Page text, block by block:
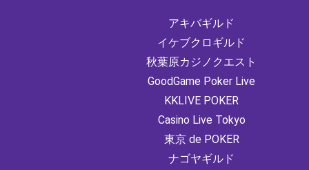
アキバギルド
イケブクロギルド
秋葉原カジノクエスト
GoodGame Poker Live
KKLIVE POKER
Casino Live Tokyo
東京 de POKER
ナゴヤギルド